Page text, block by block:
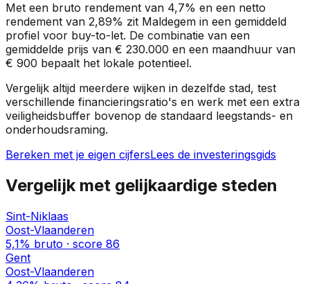
Met een bruto rendement van 4,7% en een netto
rendement van 2,89% zit Maldegem in een gemiddeld
profiel voor buy-to-let. De combinatie van een
gemiddelde prijs van € 230.000 en een maandhuur van
€ 900 bepaalt het lokale potentieel.
Vergelijk altijd meerdere wijken in dezelfde stad, test
verschillende financieringsratio's en werk met een extra
veiligheidsbuffer bovenop de standaard leegstands- en
onderhoudsraming.
Bereken met je eigen cijfersLees de investeringsgids
Vergelijk met gelijkaardige steden
Sint-Niklaas
Oost-Vlaanderen
5,1% bruto · score 86
Gent
Oost-Vlaanderen